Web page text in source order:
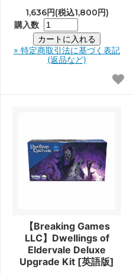
1,636円(税込1,800円)
購入数
» 特定商取引法に基づく表記
(返品など)
【Breaking Games
LLC】Dwellings of
Eldervale Deluxe
Upgrade Kit [英語版]